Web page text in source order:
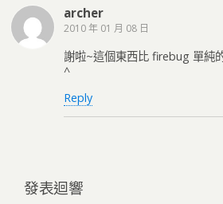
archer
2010 年 01 月 08 日
謝啦~這個東西比 firebug 單純
^
Reply
發表迴響